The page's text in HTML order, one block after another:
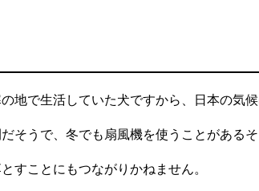
地で生活していた犬ですから、日本の気候
そうで、冬でも扇風機を使うことがあるそ
すことにもつながりかねません。